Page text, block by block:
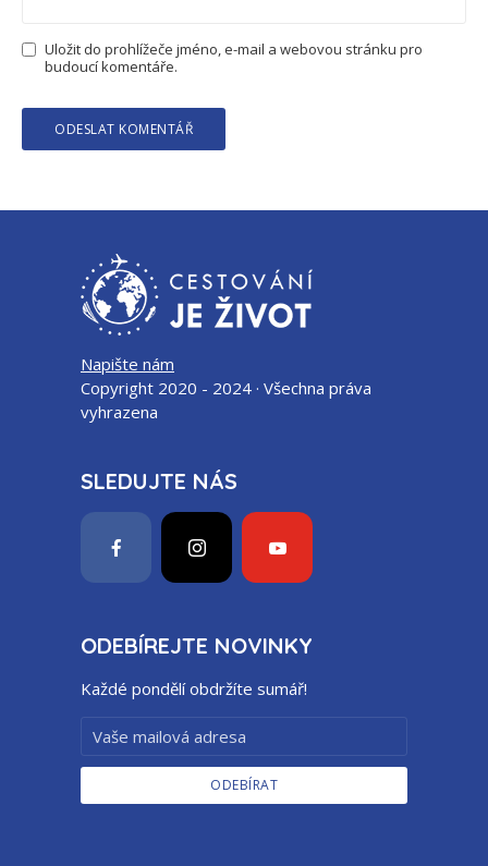
Uložit do prohlížeče jméno, e-mail a webovou stránku pro
budoucí komentáře.
Napište nám
Copyright 2020 - 2024 · Všechna práva
vyhrazena
SLEDUJTE NÁS
ODEBÍREJTE NOVINKY
Každé pondělí obdržíte sumář!